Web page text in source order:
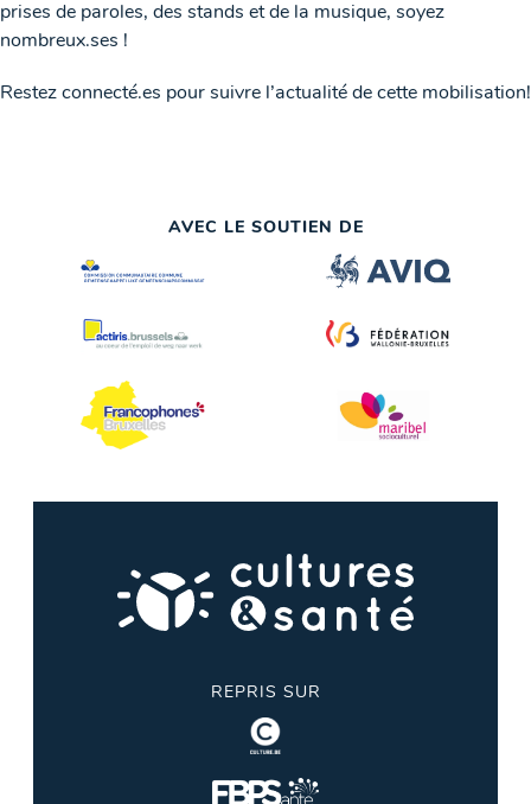
prises de paroles, des stands et de la musique, soyez
nombreux.ses !
Restez connecté.es pour suivre l’actualité de cette mobilisation!
AVEC LE SOUTIEN DE
REPRIS SUR